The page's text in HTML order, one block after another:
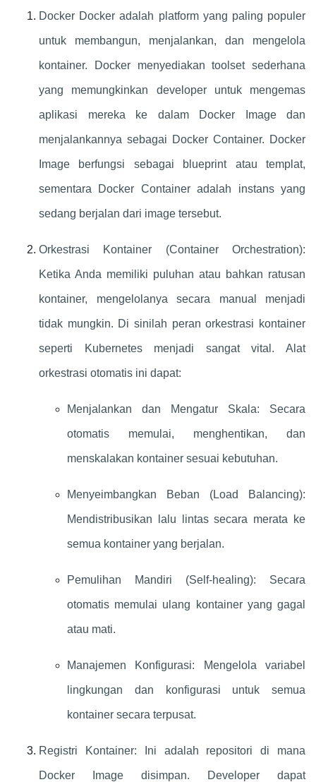
Docker Docker adalah platform yang paling populer
untuk membangun, menjalankan, dan mengelola
kontainer. Docker menyediakan toolset sederhana
yang memungkinkan developer untuk mengemas
aplikasi mereka ke dalam Docker Image dan
menjalankannya sebagai Docker Container. Docker
Image berfungsi sebagai blueprint atau templat,
sementara Docker Container adalah instans yang
sedang berjalan dari image tersebut.
Orkestrasi Kontainer (Container Orchestration):
Ketika Anda memiliki puluhan atau bahkan ratusan
kontainer, mengelolanya secara manual menjadi
tidak mungkin. Di sinilah peran orkestrasi kontainer
seperti Kubernetes menjadi sangat vital. Alat
orkestrasi otomatis ini dapat:
Menjalankan dan Mengatur Skala: Secara
otomatis memulai, menghentikan, dan
menskalakan kontainer sesuai kebutuhan.
Menyeimbangkan Beban (Load Balancing):
Mendistribusikan lalu lintas secara merata ke
semua kontainer yang berjalan.
Pemulihan Mandiri (Self-healing): Secara
otomatis memulai ulang kontainer yang gagal
atau mati.
Manajemen Konfigurasi: Mengelola variabel
lingkungan dan konfigurasi untuk semua
kontainer secara terpusat.
Registri Kontainer: Ini adalah repositori di mana
Docker Image disimpan. Developer dapat